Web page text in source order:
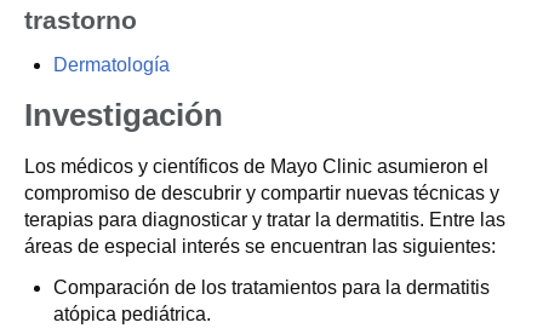
trastorno
Dermatología
Investigación
Los médicos y científicos de Mayo Clinic asumieron el
compromiso de descubrir y compartir nuevas técnicas y
terapias para diagnosticar y tratar la dermatitis. Entre las
áreas de especial interés se encuentran las siguientes:
Comparación de los tratamientos para la dermatitis
atópica pediátrica.